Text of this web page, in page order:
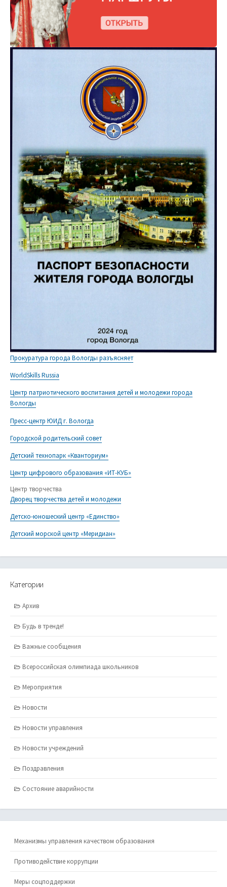
Прокуратура города Вологды разъясняет
WorldSkills Russia
Центр патриотического воспитания детей и молодежи города
Вологды
Пресс-центр ЮИД г. Вологда
Городской родительский совет
Детский технопарк «Кванториум»
Центр цифрового образования «ИТ-КУБ»
Центр творчества
Дворец творчества детей и молодежи
Детско-юношеский центр «Единство»
Детский морской центр «Меридиан»
Категории
Архив
Будь в тренде!
Важные сообщения
Всероссийская олимпиада школьников
Мероприятия
Новости
Новости управления
Новости учреждений
Поздравления
Состояние аварийности
Механизмы управления качеством образования
Противодействие коррупции
Меры соцподдержки